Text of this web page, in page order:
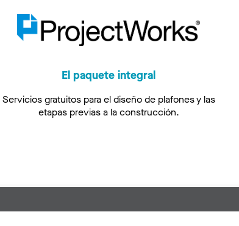
El paquete integral
Servicios gratuitos para el diseño de plafones y las
etapas previas a la construcción.